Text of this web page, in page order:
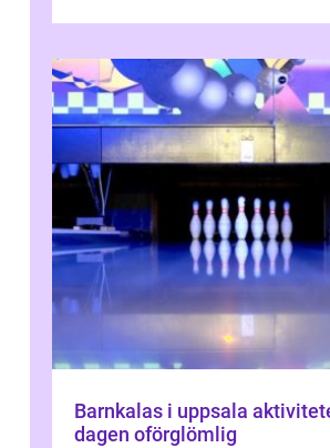
Barnkalas i uppsala aktiviteter som gör
dagen oförglömlig